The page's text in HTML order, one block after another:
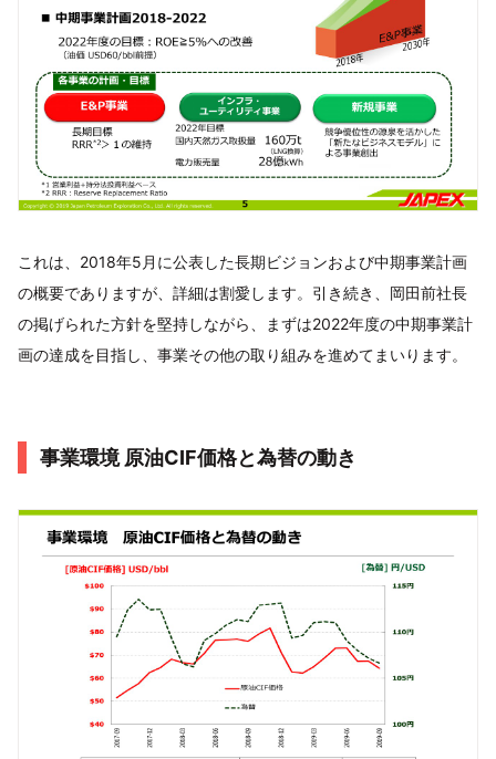
これは、2018年5月に公表した長期ビジョンおよび中期事業計画
の概要でありますが、詳細は割愛します。引き続き、岡田前社長
の掲げられた方針を堅持しながら、まずは2022年度の中期事業計
画の達成を目指し、事業その他の取り組みを進めてまいります。
事業環境 原油CIF価格と為替の動き